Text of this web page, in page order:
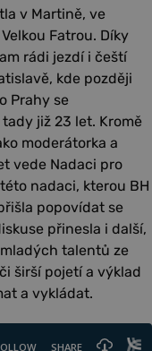
v Martině, ve
Fatrou. Díky
rádi jezdí i čeští
kde později
Prahy se
již 23 let. Kromě
moderátorka a
vede Nadaci pro
nadaci, kterou BH
popovídat se
přinesla i další,
talentů ze
širší pojetí a výklad
a vykládat.